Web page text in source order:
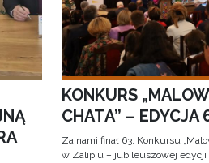
KONKURS
CHATA” – EDYCJA
Za nami finał 63. Konkursu
w Zalipiu – jubileuszowej edycji